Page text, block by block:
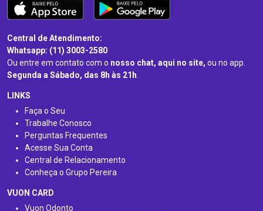
Central de Atendimento:
Whatsapp: (11) 3003-2580
Ou entre em contato com o nosso chat, aqui no site, ou no app.
Segunda a Sábado, das 8h às 21h.
LINKS
Faça o Seu
Trabalhe Conosco
Perguntas Frequentes
Acesse Sua Conta
Central de Relacionamento
Conheça o Grupo Pereira
VUON CARD
Vuon Odonto